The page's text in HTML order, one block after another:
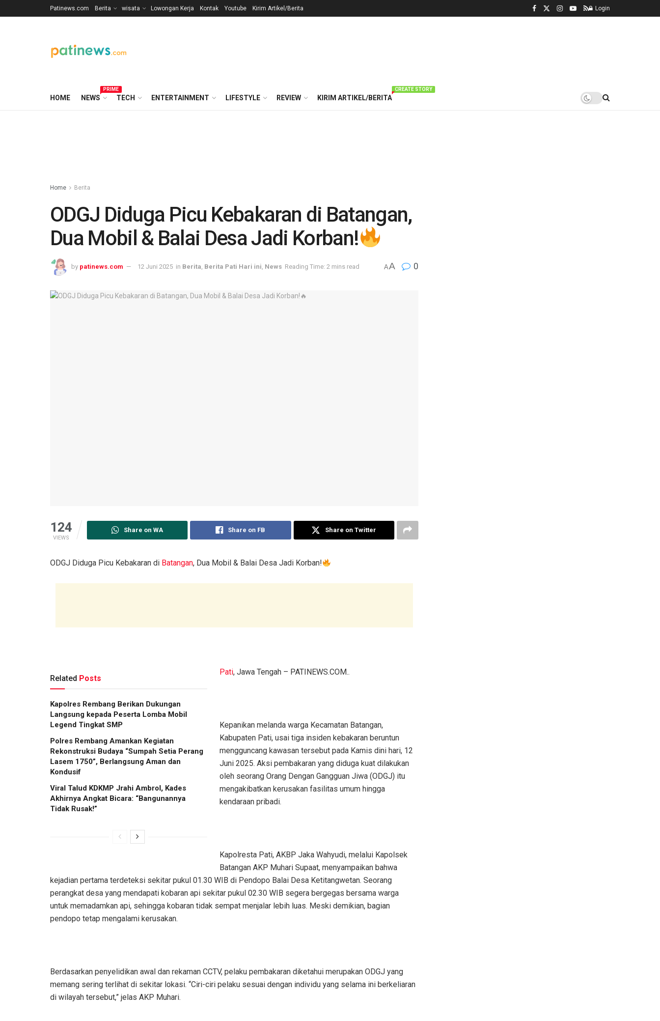
Patinews.com Berita wisata Lowongan Kerja Kontak Youtube Kirim Artikel/Berita Login
HOME NEWS
PRIME
TECH ENTERTAINMENT LIFESTYLE REVIEW KIRIM ARTIKEL/BERITA
CREATE STORY
Home Berita
ODGJ Diduga Picu Kebakaran di Batangan,
Dua Mobil & Balai Desa Jadi Korban!
by patinews.com 12 Juni 2025 in Berita Berita Pati Hari ini News Reading Time: 2 mins read AA 0
124
VIEWS
Share on WA Share on FB Share on Twitter
ODGJ Diduga Picu Kebakaran di Batangan, Dua Mobil & Balai Desa Jadi Korban!
Related Posts
Kapolres Rembang Berikan Dukungan
Langsung kepada Peserta Lomba Mobil
Legend Tingkat SMP
Polres Rembang Amankan Kegiatan
Rekonstruksi Budaya “Sumpah Setia Perang
Lasem 1750”, Berlangsung Aman dan
Kondusif
Viral Talud KDKMP Jrahi Ambrol, Kades
Akhirnya Angkat Bicara: “Bangunannya
Tidak Rusak!”
Pati, Jawa Tengah – PATINEWS.COM..
Kepanikan melanda warga Kecamatan Batangan,
Kabupaten Pati, usai tiga insiden kebakaran beruntun
mengguncang kawasan tersebut pada Kamis dini hari, 12
Juni 2025. Aksi pembakaran yang diduga kuat dilakukan
oleh seorang Orang Dengan Gangguan Jiwa (ODGJ) itu
mengakibatkan kerusakan fasilitas umum hingga
kendaraan pribadi.
Kapolresta Pati, AKBP Jaka Wahyudi, melalui Kapolsek
Batangan AKP Muhari Supaat, menyampaikan bahwa
kejadian pertama terdeteksi sekitar pukul 01.30 WIB di Pendopo Balai Desa Ketitangwetan. Seorang
perangkat desa yang mendapati kobaran api sekitar pukul 02.30 WIB segera bergegas bersama warga
untuk memadamkan api, sehingga kobaran tidak sempat menjalar lebih luas. Meski demikian, bagian
pendopo tetap mengalami kerusakan.
Berdasarkan penyelidikan awal dan rekaman CCTV, pelaku pembakaran diketahui merupakan ODGJ yang
memang sering terlihat di sekitar lokasi. “Ciri-ciri pelaku sesuai dengan individu yang selama ini berkeliaran
di wilayah tersebut,” jelas AKP Muhari.